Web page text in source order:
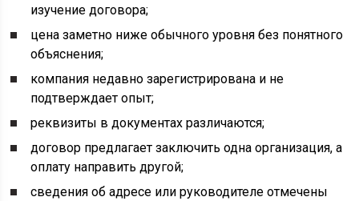
изучение договора;
цена заметно ниже обычного уровня без понятного
объяснения;
компания недавно зарегистрирована и не
подтверждает опыт;
реквизиты в документах различаются;
договор предлагает заключить одна организация, а
оплату направить другой;
сведения об адресе или руководителе отмечены